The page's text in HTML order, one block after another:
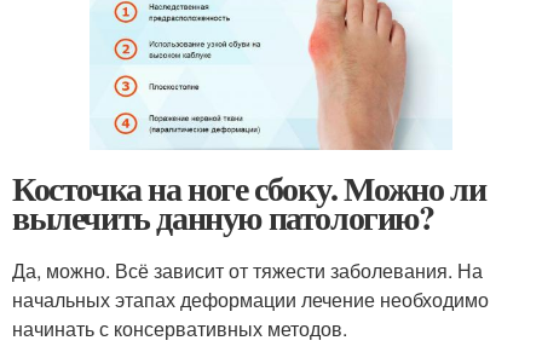
Косточка на ноге сбоку. Можно ли
вылечить данную патологию?
Да, можно. Всё зависит от тяжести заболевания. На
начальных этапах деформации лечение необходимо
начинать с консервативных методов.